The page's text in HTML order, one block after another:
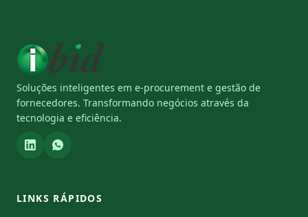
Soluções inteligentes em e-procurement e gestão de
fornecedores. Transformando negócios através da
tecnologia e eficiência.
LINKS RÁPIDOS